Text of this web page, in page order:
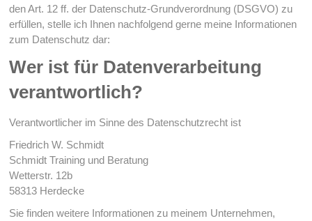
den Art. 12 ff. der Datenschutz-Grundverordnung (DSGVO) zu
erfüllen, stelle ich Ihnen nachfolgend gerne meine Informationen
zum Datenschutz dar:
Wer ist für Datenverarbeitung
verantwortlich?
Verantwortlicher im Sinne des Datenschutzrecht ist
Friedrich W. Schmidt
Schmidt Training und Beratung
Wetterstr. 12b
58313 Herdecke
Sie finden weitere Informationen zu meinem Unternehmen,